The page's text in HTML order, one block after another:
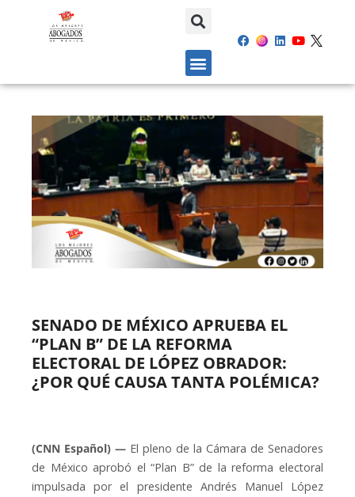
SENADO DE MÉXICO APRUEBA EL
“PLAN B” DE LA REFORMA
ELECTORAL DE LÓPEZ OBRADOR:
¿POR QUÉ CAUSA TANTA POLÉMICA?
(CNN Español) — El pleno de la Cámara de Senadores
de México aprobó el “Plan B” de la reforma electoral
impulsada por el presidente Andrés Manuel López